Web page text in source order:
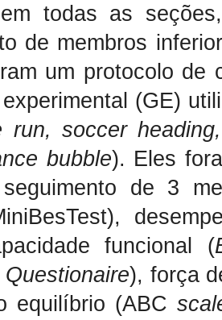
todas as
de membros
um protocolo de
(GE)
run, soccer
bubble). Eles
de 3
funcional (
), força
equilíbrio (ABC